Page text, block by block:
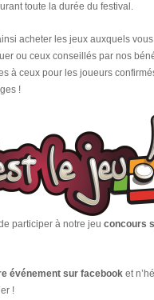
toute la durée du festival.
acheter les jeux auxquels
ou ceux conseillés par nos
à ceux pour les joueurs
!
participer à notre jeu concours
événement sur facebook et
!